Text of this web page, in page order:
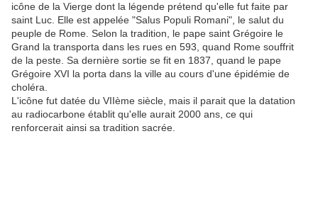
icône de la Vierge dont la légende prétend qu'elle fut faite par
saint Luc. Elle est appelée "Salus Populi Romani", le salut du
peuple de Rome. Selon la tradition, le pape saint Grégoire le
Grand la transporta dans les rues en 593, quand Rome souffrit
de la peste. Sa dernière sortie se fit en 1837, quand le pape
Grégoire XVI la porta dans la ville au cours d'une épidémie de
choléra.
L'icône fut datée du VIIème siècle, mais il parait que la datation
au radiocarbone établit qu'elle aurait 2000 ans, ce qui
renforcerait ainsi sa tradition sacrée.